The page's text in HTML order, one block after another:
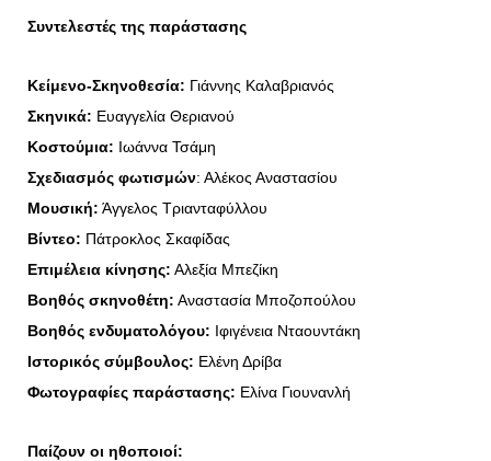
Συντελεστές της παράστασης
Κείμενο-Σκηνοθεσία: Γιάννης Καλαβριανός
Σκηνικά: Ευαγγελία Θεριανού
Κοστούμια: Ιωάννα Τσάμη
Σχεδιασμός φωτισμών: Αλέκος Αναστασίου
Μουσική: Άγγελος Τριανταφύλλου
Βίντεο: Πάτροκλος Σκαφίδας
Επιμέλεια κίνησης: Αλεξία Μπεζίκη
Βοηθός σκηνοθέτη: Αναστασία Μποζοπούλου
Βοηθός ενδυματολόγου: Ιφιγένεια Νταουντάκη
Ιστορικός σύμβουλος: Ελένη Δρίβα
Φωτογραφίες παράστασης: Ελίνα Γιουνανλή
Παίζουν οι ηθοποιοί: